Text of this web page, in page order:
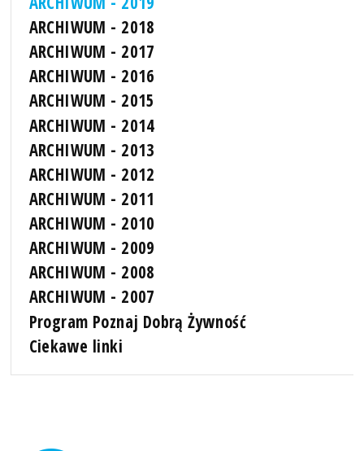
ARCHIWUM - 2018
ARCHIWUM - 2017
ARCHIWUM - 2016
ARCHIWUM - 2015
ARCHIWUM - 2014
ARCHIWUM - 2013
ARCHIWUM - 2012
ARCHIWUM - 2011
ARCHIWUM - 2010
ARCHIWUM - 2009
ARCHIWUM - 2008
ARCHIWUM - 2007
Program Poznaj Dobrą Żywność
Ciekawe linki